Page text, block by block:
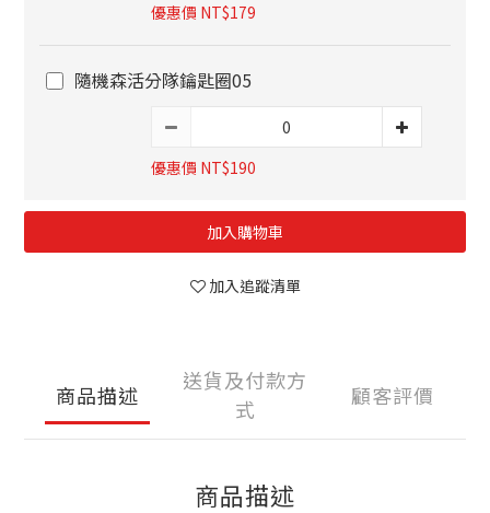
優惠價 NT$179
隨機森活分隊鑰匙圈05
優惠價 NT$190
加入購物車
加入追蹤清單
商品描述
送貨及付款方
式
顧客評價
商品描述